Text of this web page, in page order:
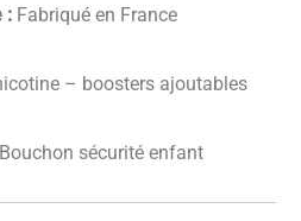
:Fabriqué en France
– boosters ajoutables
Bouchon sécurité enfant